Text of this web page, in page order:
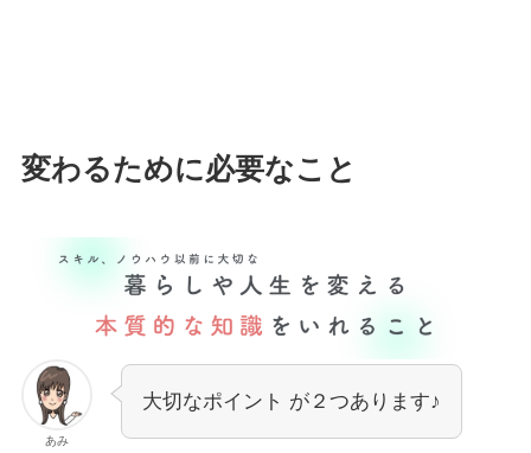
変わるために必要なこと
あみ
大切なポイント が２つあります♪